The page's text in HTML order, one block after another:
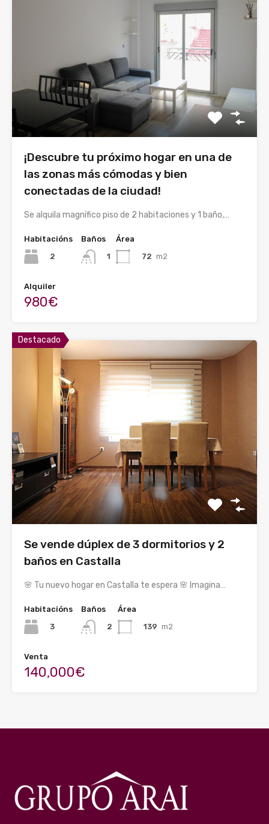
¡Descubre tu próximo hogar en una de
las zonas más cómodas y bien
conectadas de la ciudad!
Se alquila magnífico piso de 2 habitaciones y 1 baño,…
Habitacións
2
Baños
1
Área
72 m2
Alquiler
980€
Destacado
Se vende dúplex de 3 dormitorios y 2
baños en Castalla
🌸 Tu nuevo hogar en Castalla te espera 🌸 Imagina…
Habitacións
3
Baños
2
Área
139 m2
Venta
140,000€